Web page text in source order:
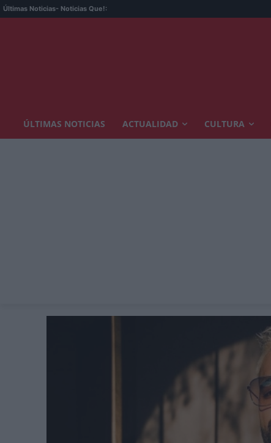
Últimas Noticias- Noticias Que!:
ÚLTIMAS NOTICIAS ACTUALIDAD CULTURA